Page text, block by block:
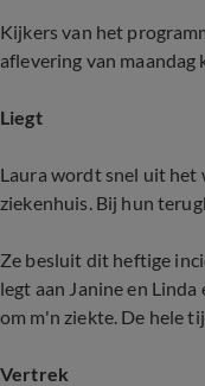
Kijkers van het
aflevering van
Liegt
Laura wordt snel uit het
ziekenhuis. Bij hun
Ze besluit dit heftige
legt aan Janine en
om m'n ziekte. De hele
Vertrek